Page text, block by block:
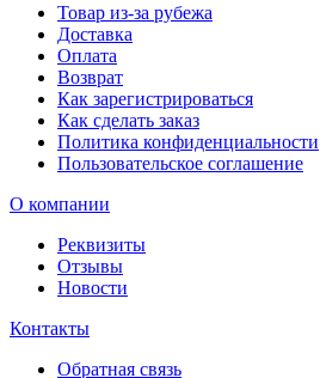
Товар из-за рубежа
Доставка
Оплата
Возврат
Как зарегистрироваться
Как сделать заказ
Политика конфиденциальности
Пользовательское соглашение
О компании
Реквизиты
Отзывы
Новости
Контакты
Обратная связь